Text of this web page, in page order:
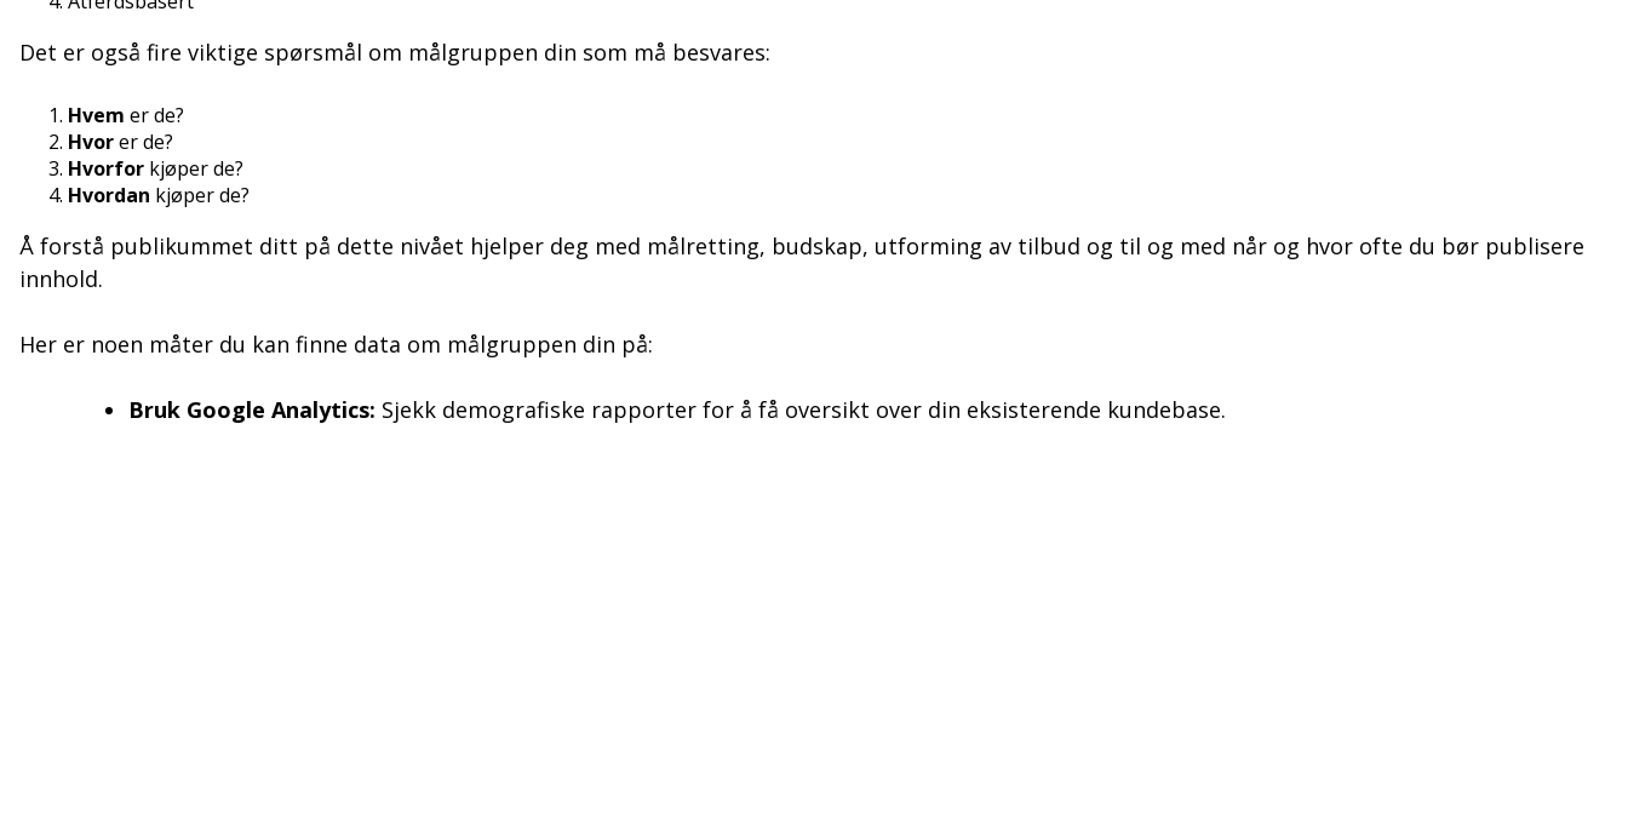
Det er også fire viktige spørsmål om målgruppen din som må besvares:
Hvem er de?
Hvorer de?
Hvorfor kjøper de?
Hvordan kjøper de?
Å forstå publikummet ditt på dette nivået hjelper deg med målretting, budskap, utforming av tilbud og til og med når og hvor ofte du bør publisere
innhold.
Her er noen måter du kan finne data om målgruppen din på:
Bruk Google Analytics: Sjekk demografiske rapporter for å få oversikt over din eksisterende kundebase.